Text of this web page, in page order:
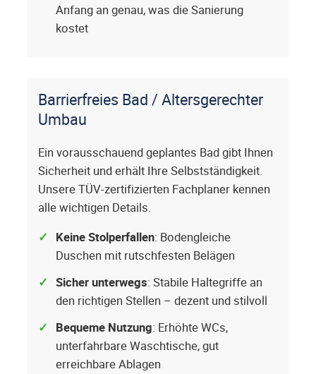
Anfang an genau, was die Sanierung
kostet
Barrierfreies Bad / Altersgerechter
Umbau
Ein vorausschauend geplantes Bad gibt Ihnen
Sicherheit und erhält Ihre Selbstständigkeit.
Unsere TÜV-zertifizierten Fachplaner kennen
alle wichtigen Details.
Keine Stolperfallen: Bodengleiche
Duschen mit rutschfesten Belägen
Sicher unterwegs: Stabile Haltegriffe an
den richtigen Stellen – dezent und stilvoll
Bequeme Nutzung: Erhöhte WCs,
unterfahrbare Waschtische, gut
erreichbare Ablagen